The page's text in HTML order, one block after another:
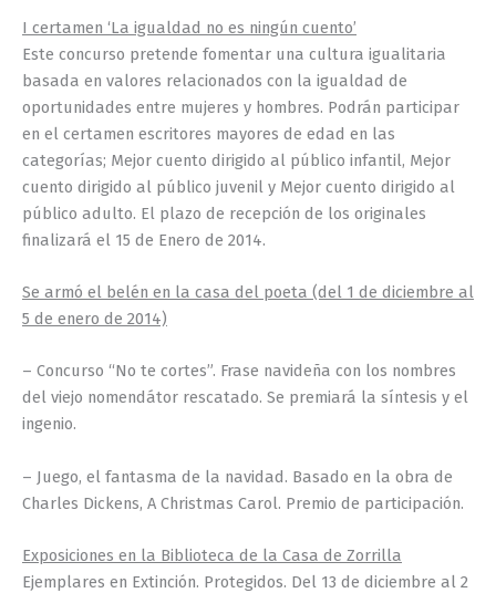
I certamen ‘La igualdad no es ningún cuento’
Este concurso pretende fomentar una cultura igualitaria
basada en valores relacionados con la igualdad de
oportunidades entre mujeres y hombres. Podrán participar
en el certamen escritores mayores de edad en las
categorías; Mejor cuento dirigido al público infantil, Mejor
cuento dirigido al público juvenil y Mejor cuento dirigido al
público adulto. El plazo de recepción de los originales
finalizará el 15 de Enero de 2014.
Se armó el belén en la casa del poeta (del 1 de diciembre al
5 de enero de 2014)
– Concurso “No te cortes”. Frase navideña con los nombres
del viejo nomendátor rescatado. Se premiará la síntesis y el
ingenio.
– Juego, el fantasma de la navidad. Basado en la obra de
Charles Dickens, A Christmas Carol. Premio de participación.
Exposiciones en la Biblioteca de la Casa de Zorrilla
Ejemplares en Extinción. Protegidos. Del 13 de diciembre al 2